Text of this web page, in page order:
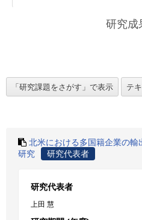
研究成
北米における多国籍企業の
研究
研究代表者
研究代表者
上田 慧